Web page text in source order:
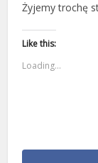
Żyjemy trochę
Like this:
Loading...